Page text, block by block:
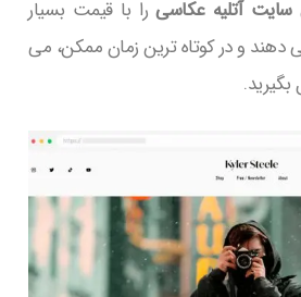
آتلیه عکاسیرا با قیمت بسیار
دهند و در کوتاه ترین زمان ممکن، می